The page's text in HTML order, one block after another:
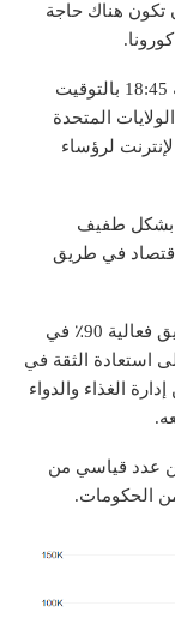
تكون هناك حاجة
سيتحدث باول مرة أخرى اليوم في تمام الساعة 18:45 بالتوقيت
المتحدة
لرؤساء
بشكل طفيف
، والاقتصاد في طريق
أدى تحقيق فعالية 90٪ في
، بعد مطالبة روسيا بكفاءة 92٪ ، إلى استعادة الثقة في
الغذاء والدواء
عن عدد قياسي من